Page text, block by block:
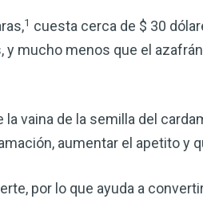
1 cuesta cerca de $ 30
y mucho menos que el
vaina de la semilla del
aumentar el apetito y
por lo que ayuda a